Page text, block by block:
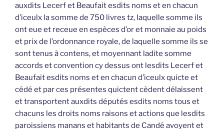
auxdits Lecerf et Beaufait esdits noms et en chacun
d’iceulx la somme de 750 livres tz, laquelle somme ils
ont eue et receue en espèces d’or et monnaie au poids
et prix de l’ordonnance royale, de laquelle somme ils se
sont tenus à contens, et moyennant ladite somme
accords et convention cy dessus ont lesdits Lecerf et
Beaufait esdits noms et en chacun d’iceulx quicte et
cédé et par ces présentes quictent cèdent délaissent
et transportent auxdits députés esdits noms tous et
chacuns les droits noms raisons et actions que lesdits
paroissiens manans et habitants de Candé avoyent et